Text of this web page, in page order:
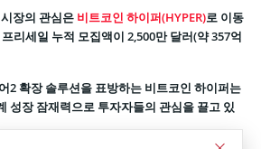
장의 관심은 비트코인 하이퍼(HYPER)로 이동
리세일 누적 모집액이 2,500만 달러(약 357억
2 확장 솔루션을 표방하는 비트코인 하이퍼는
성장 잠재력으로 투자자들의 관심을 끌고 있